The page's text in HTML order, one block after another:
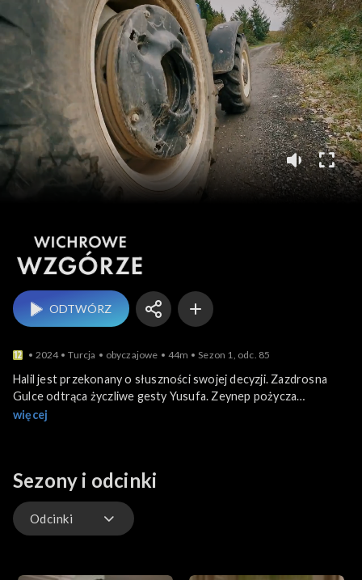
Wichrowe wzgórze
ODTWÓRZ
2024 Turcja obyczajowe 44m Sezon 1, odc. 85
Halil jest przekonany o słuszności swojej decyzji. Zazdrosna
Gulce odtrąca życzliwe gesty Yusufa. Zeynep pożycza
pieniądze na swój projekt. Kursat okazuje się zachłannym
więcej
Sezony i odcinki
Odcinki